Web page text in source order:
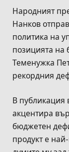
Народният
Нанков
политика на
позицията
Теменужка
рекордния
В
акцентира
бюджетен
продукт е